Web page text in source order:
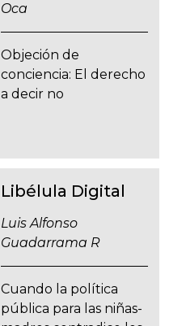
Oca
Objeción de
conciencia: El derecho
a decir no
Libélula Digital
Luis Alfonso
Guadarrama R
Cuando la política
pública para las niñas-